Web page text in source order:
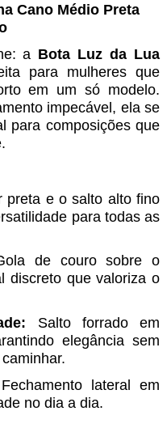
Cano Médio Preta
a Bota Luz da Lua
para mulheres que
em um só modelo.
impecável, ela se
para composições que
preta e o salto alto fino
para todas as
de couro sobre o
discreto que valoriza o
Salto forrado em
elegância sem
Fechamento lateral em
no dia a dia.